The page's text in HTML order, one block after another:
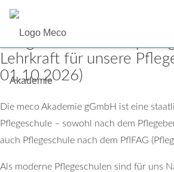
Pflege- und
Lehrkraft für unsere
01.10.2026)
Die meco Akademie gGmbH ist eine
Pflegeschule – sowohl nach dem
auch Pflegeschule nach dem PflFAG
Als moderne Pflegeschulen sind für uns